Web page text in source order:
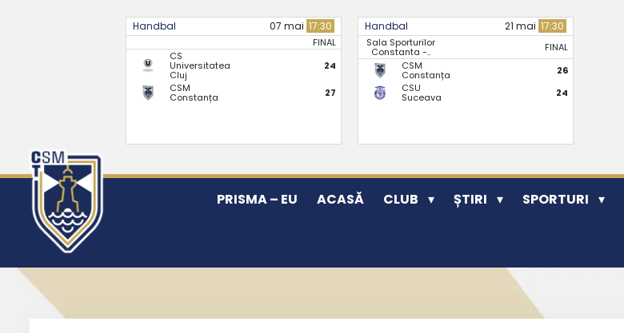
Handbal 07 mai 17:30
FINAL
CS
Universitatea
Cluj
24
CSM
Constanța 27
Handbal 21 mai 17:30
Sala Sporturilor
Constanta -..
FINAL
CSM
Constanța
26
CSU
Suceava 24
PRISMA – EU ACASĂ CLUB ȘTIRI SPORTURI